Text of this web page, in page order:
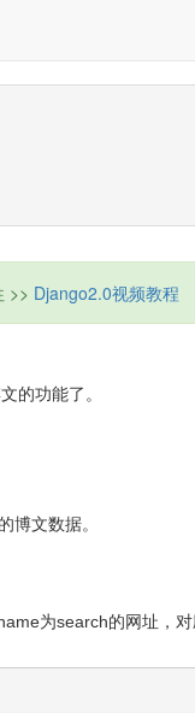
>> Django2.0视频教程
的功能了。
博文数据。
为search的网址，